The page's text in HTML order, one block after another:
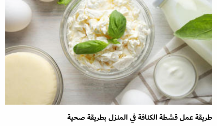
طريقة عمل قشطة الكنافة في المنزل بطريقة صحية